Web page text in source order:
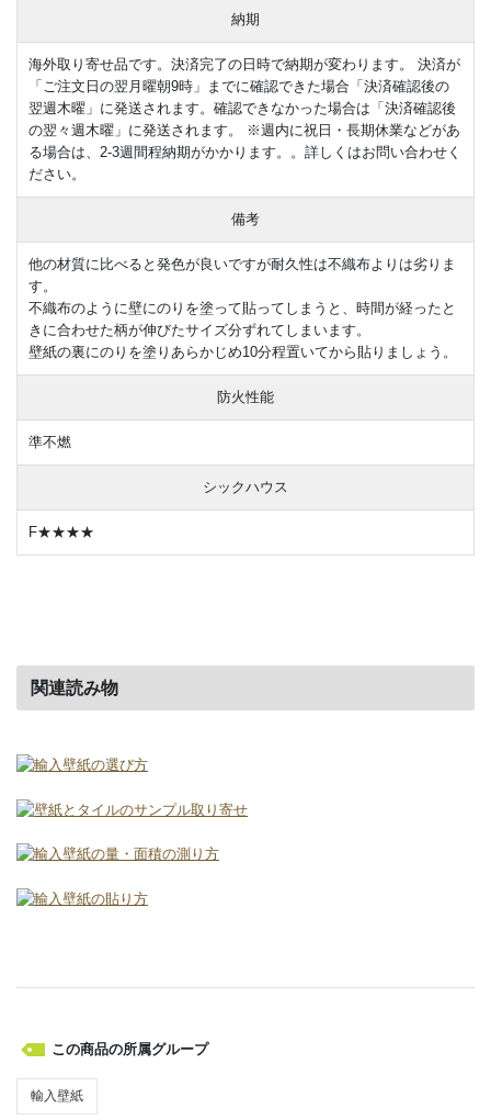
納期
海外取り寄せ品です。決済完了の日時で納期が変わります。 決済が
「ご注文日の翌月曜朝9時」までに確認できた場合「決済確認後の
翌週木曜」に発送されます。確認できなかった場合は「決済確認後
の翌々週木曜」に発送されます。 ※週内に祝日・長期休業などがあ
る場合は、2-3週間程納期がかかります。。詳しくはお問い合わせく
ださい。
備考
他の材質に比べると発色が良いですが耐久性は不織布よりは劣りま
す。
不織布のように壁にのりを塗って貼ってしまうと、時間が経ったと
きに合わせた柄が伸びたサイズ分ずれてしまいます。
壁紙の裏にのりを塗りあらかじめ10分程置いてから貼りましょう。
防火性能
準不燃
シックハウス
F★★★★
関連読み物
この商品の所属グループ
輸入壁紙